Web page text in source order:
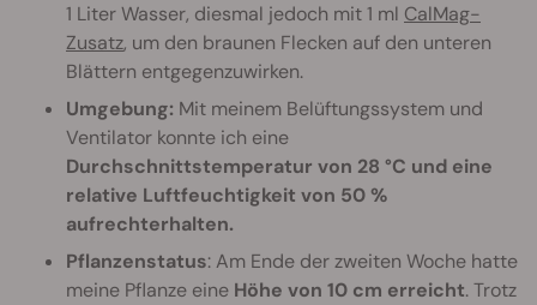
1 Liter Wasser, diesmal jedoch mit 1 ml CalMag-
Zusatz, um den braunen Flecken auf den unteren
Blättern entgegenzuwirken.
Umgebung: Mit meinem Belüftungssystem und
Ventilator konnte ich eine
Durchschnittstemperatur von 28 °C und eine
relative Luftfeuchtigkeit von 50 %
aufrechterhalten.
Pflanzenstatus: Am Ende der zweiten Woche hatte
meine Pflanze eine Höhe von 10 cm erreicht. Trotz